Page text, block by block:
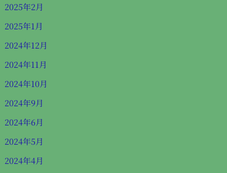
2025年2月
2025年1月
2024年12月
2024年11月
2024年10月
2024年9月
2024年6月
2024年5月
2024年4月